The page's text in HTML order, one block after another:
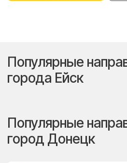
Популярные
города Ейск
Популярные
город Донецк